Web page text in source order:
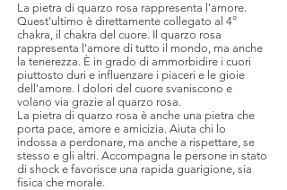
La pietra di quarzo rosa rappresenta l'amore.
Quest'ultimo è direttamente collegato al 4°
chakra, il chakra del cuore. Il quarzo rosa
rappresenta l'amore di tutto il mondo, ma anche
la tenerezza. È in grado di ammorbidire i cuori
piuttosto duri e influenzare i piaceri e le gioie
dell'amore. I dolori del cuore svaniscono e
volano via grazie al quarzo rosa.
La pietra di quarzo rosa è anche una pietra che
porta pace, amore e amicizia. Aiuta chi lo
indossa a perdonare, ma anche a rispettare, se
stesso e gli altri. Accompagna le persone in stato
di shock e favorisce una rapida guarigione, sia
fisica che morale.